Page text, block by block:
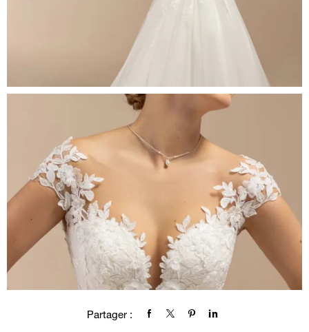
Partager :